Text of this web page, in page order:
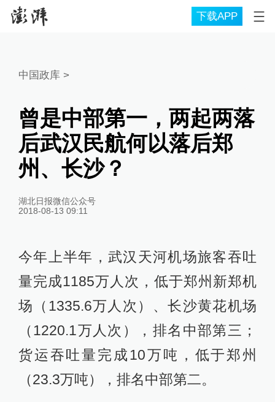
下载APP
中国政库 >
曾是中部第一，两起两落
后武汉民航何以落后郑
州、长沙？
湖北日报微信公众号
2018-08-13 09:11
今年上半年，武汉天河机场旅客吞吐
量完成1185万人次，低于郑州新郑机
场（1335.6万人次）、长沙黄花机场
（1220.1万人次），排名中部第三；
货运吞吐量完成10万吨，低于郑州
（23.3万吨），排名中部第二。